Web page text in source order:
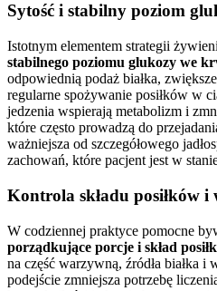
Sytość i stabilny poziom
Istotnym elementem strategii
stabilnego poziomu glukozy we
odpowiednią podaż białka,
regularne spożywanie posiłków w
jedzenia wspierają metabolizm i
które często prowadzą do
ważniejsza od szczegółowego
zachowań, które pacjent jest w
Kontrola składu posiłków i
W codziennej praktyce pomocne
porządkujące porcje i skład
na część warzywną, źródła białka i
podejście zmniejsza potrzebę